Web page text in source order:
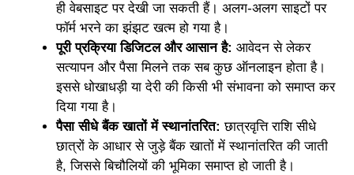
ही वेबसाइट पर देखी जा सकती हैं। अलग-अलग साइटों पर
फॉर्म भरने का झंझट खत्म हो गया है।
पूरी प्रक्रिया डिजिटल और आसान है: आवेदन से लेकर
सत्यापन और पैसा मिलने तक सब कुछ ऑनलाइन होता है।
इससे धोखाधड़ी या देरी की किसी भी संभावना को समाप्त कर
दिया गया है।
पैसा सीधे बैंक खातों में स्थानांतरित:छात्रवृत्ति राशि सीधे
छात्रों के आधार से जुड़े बैंक खातों में स्थानांतरित की जाती
है, जिससे बिचौलियों की भूमिका समाप्त हो जाती है।